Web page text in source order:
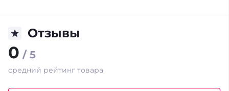
Отзывы
0 / 5
средний рейтинг товара